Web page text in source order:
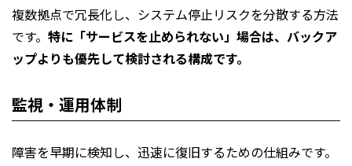
複数拠点で冗長化し、システム停止リスクを分散する方法
です。 特に「サービスを止められない」場合は、バックア
ップよりも優先して検討される構成です。
監視・運用体制
障害を早期に検知し、迅速に復旧するための仕組みです。